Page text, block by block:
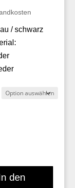
170,00 €
ist:
140,00 €.
/ schwarz
den